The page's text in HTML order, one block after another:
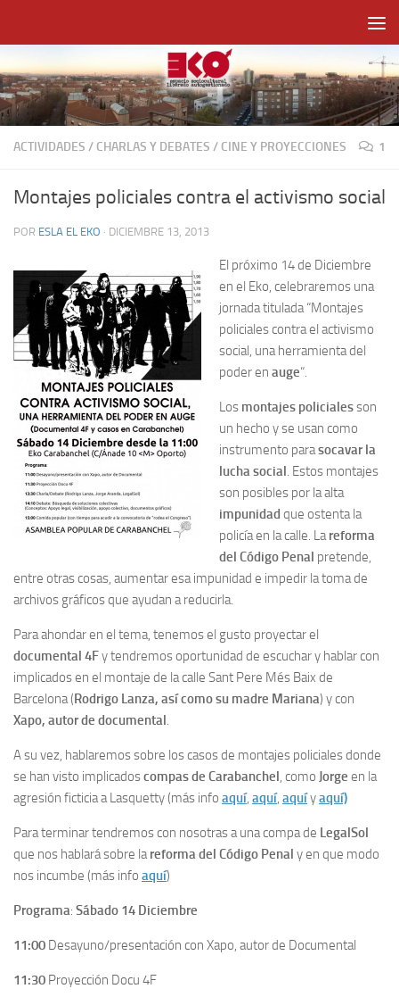
ACTIVIDADES / CHARLAS Y DEBATES / CINE Y PROYECCIONES 1
Montajes policiales contra el activismo social
POR ESLA EL EKO · DICIEMBRE 13, 2013
El próximo 14 de Diciembre
en el Eko, celebraremos una
jornada titulada“Montajes
policiales contra el activismo
social, una herramienta del
poder en auge“.
Los montajes policialesson
un hecho y se usan como
instrumento parasocavar la
lucha social. Estos montajes
son posibles por la alta
impunidad que ostenta la
policía en la calle. Lareforma
del Código Penal pretende,
entre otras cosas, aumentar esa impunidad e impedir la toma de
archivos gráficos que ayudan a reducirla.
Para ahondar en el tema, tenemos el gusto proyectar el
documental 4Fy tendremos oportunidad de escuchar y hablar con
implicados en el montaje de la calle Sant Pere Més Baix de
Barcelona (Rodrigo Lanza, así como su madre Mariana) y con
Xapo, autor de documental.
A su vez, hablaremos sobre los casos de montajes policiales donde
se han visto implicadoscompas de Carabanchel, como Jorge en la
agresión ficticia a Lasquetty (más info aquí, aquí, aquíyaquí)
Para terminar tendremos con nosotras a una compa de LegalSol
que nos hablará sobre lareforma del Código Penal y en que modo
nos incumbe (más info aquí)
Programa: Sábado 14 Diciembre
11:00 Desayuno/presentación con Xapo, autor de Documental
11:30 Proyección Docu 4F